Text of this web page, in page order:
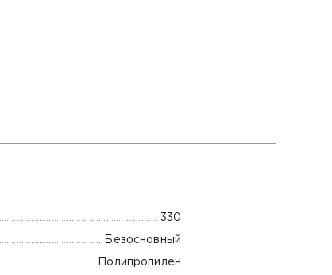
330
Безосновный
Полипропилен